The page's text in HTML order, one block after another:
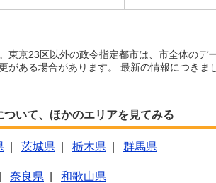
京23区以外の政令指定都市は、市全体のデ
ある場合があります。 最新の情報につきま
いて、ほかのエリアを見てみる
茨城県 栃木県 群馬県
奈良県 和歌山県